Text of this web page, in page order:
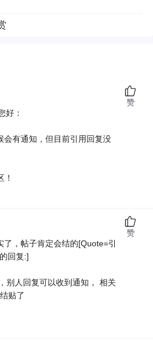
好：
会有通知，但目前引用回复没
！
赞
，帖子肯定会结的[Quote=引
回复:]
别人回复可以收到通知， 相关
贴了
赞